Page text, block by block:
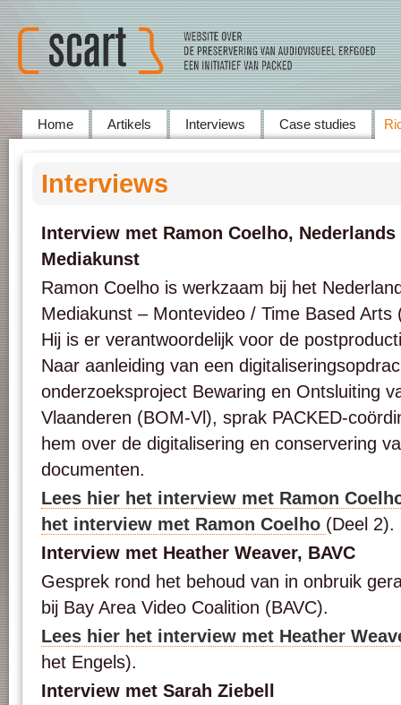
Home Artikels Interviews Case studies
Interviews
Interview met Ramon Coelho,
Mediakunst
Ramon Coelho is werkzaam bij het
Mediakunst – Montevideo / Time Based
Hij is er verantwoordelijk voor de
Naar aanleiding van een
onderzoeksproject Bewaring en Ontsluiting
Vlaanderen (BOM-Vl), sprak PACKED-
hem over de digitalisering en conservering
documenten.
Lees hier het interview met Ramon
het interview met Ramon Coelho (Deel 2).
Interview met Heather Weaver, BAVC
Gesprek rond het behoud van in onbruik
bij Bay Area Video Coalition (BAVC).
Lees hier het interview met Heather
het Engels).
Interview met Sarah Ziebell